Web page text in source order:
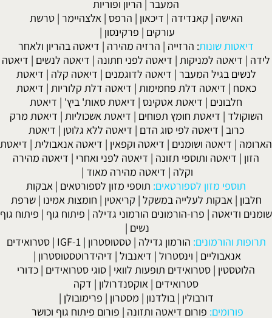
המעבר | הריון ופוריות
האישה | קאנדידה | דיכאון | הרפס |אלצהיימר |טרשת
עורקים | פרקינסון |
דיאטות שונות: הרזייה | הרזיה מהירה | דיאטה בהריון ולאחר
לידה | דיאטה למניקות | דיאטה לפני חתונה | דיאטה לנשים | דיאטה
לנשים בגיל המעבר | דיאטה לדוגמנים | דיאטה קלה | דיאטת
כאסח | דיאטה דלת פחמימות | דיאטה דלת קלוריות | דיאטת
חלבונים | דיאטת אטקינס | דיאטת סאות' ביץ' | דיאטת
השוקולד | דיאטת חומץ תפוחים | דיאטת אשכוליות | דיאטת מרק
כרוב | דיאטה לפי סוג הדם | דיאטה ללא גלוטן | דיאטת
הארומה | דיאטה ושומנים | דיאטה וקפאין | דיאטה אנאבולית | דיאטת
הזון | דיאטה ותוספי תזונה | דיאטה לפני ואחרי | דיאטה מהירה
וקלה | דיאטה מהירה מאוד |
תוספי מזון לספורטאים: תוספי מזון לספורטאים | אבקות
חלבון |אבקות לעלייה במשקל | קריאטין | חומצות אמינו |שרפת
שומנים ודיאטה | פרו-הורמונים הורמוני גדילה | פיתוח גוף | פיתוח גוף
נשים |
תרופות והורמונים: הורמון גדילה |טסטוסטרון |
IGF-1
|סטרואידים
אנאבוליים | וינסטרול | דיאנבול | דיהידרוטסטוסטרון |
הלוטסטין | סטרואידים תופעות לוואי | סוגי סטרואידים | כדורי
סטרואידים | אוקסנדרולון | דקה
דורבולין |בולדנון | מסטרון | פרימובולן |
פורומים: פורום דיאטה ותזונה | פורום פיתוח גוף וכושר